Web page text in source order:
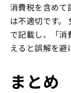
消費税を含めて
は不適切です。
で記載し、「消
えると誤解を避
まとめ